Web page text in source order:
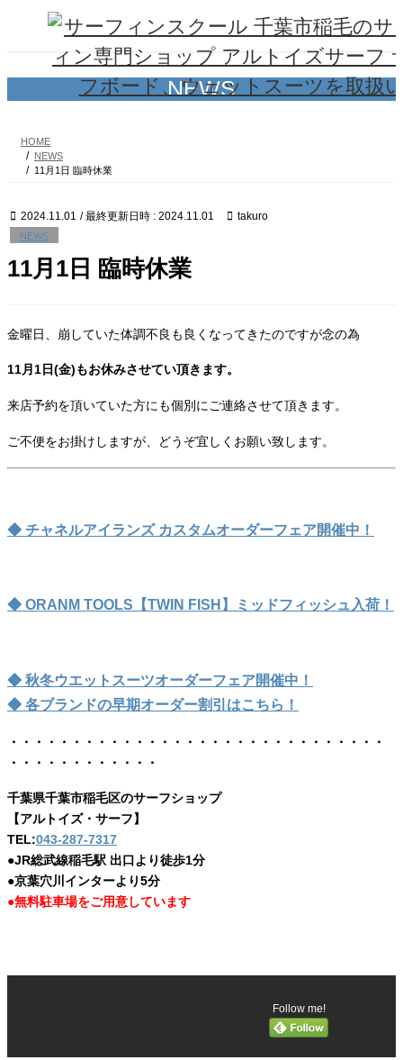
ツ
シ
NEWS
HOME
NEWS
11月1日 臨時休業
2024.11.01 / 最終更新日時 : 2024.11.01 takuro
NEWS
11月1日 臨時休業
金曜日、崩していた体調不良も良くなってきたのですが念の為
11月1日(金)もお休みさせてい頂きます。
来店予約を頂いていた方にも個別にご連絡させて頂きます。
ご不便をお掛けしますが、どうぞ宜しくお願い致します。
◆ チャネルアイランズ カスタムオーダーフェア開催中！
◆ ORANM TOOLS【TWIN FISH】ミッドフィッシュ入荷！
◆ 秋冬ウエットスーツオーダーフェア開催中！
◆ 各ブランドの早期オーダー割引はこちら！
・・・・・・・・・・・・・・・・・・・・・・・・・・・・・・
・・・・・・・・・・・・
千葉県千葉市稲毛区のサーフショップ
【アルトイズ・サーフ】
TEL:043-287-7317
●JR総武線稲毛駅 出口より徒歩1分
●京葉穴川インターより5分
●無料駐車場をご用意しています
Follow me!